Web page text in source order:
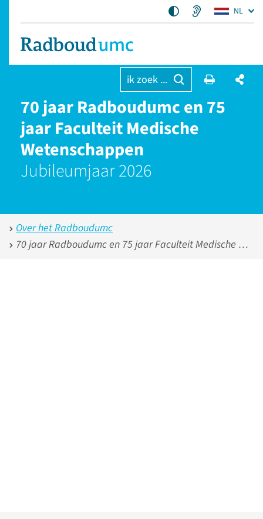
NL
ik zoek ...
70 jaar Radboudumc en 75
jaar Faculteit Medische
Wetenschappen
Jubileumjaar 2026
Over het Radboudumc
70 jaar Radboudumc en 75 jaar Faculteit Medische Wetenschappen